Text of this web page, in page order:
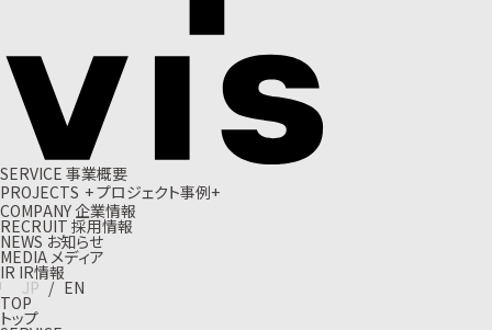
SERVICE 事業概要
PROJECTS +プロジェクト事例+
COMPANY企業情報
RECRUIT 採用情報
NEWS お知らせ
MEDIA メディア
IR IR情報
JP / EN
TOP
トップ